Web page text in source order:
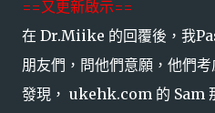
==又更新啟示==
在 Dr.Miike 的回覆後，我
朋友們，問他們意願，他們
發現， ukehk.com 的 Sam